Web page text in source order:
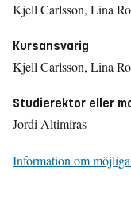
Kjell Carlsson, Lina
Kursansvarig
Kjell Carlsson, Lina
Studierektor eller
Jordi Altimiras
Information om